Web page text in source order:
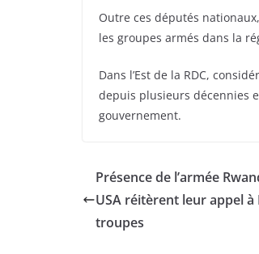
Outre ces députés
les groupes armés dans la
Dans l’Est de la RDC,
depuis plusieurs décennies
gouvernement.
Présence de l’armée
USA réitèrent leur appel à
troupes